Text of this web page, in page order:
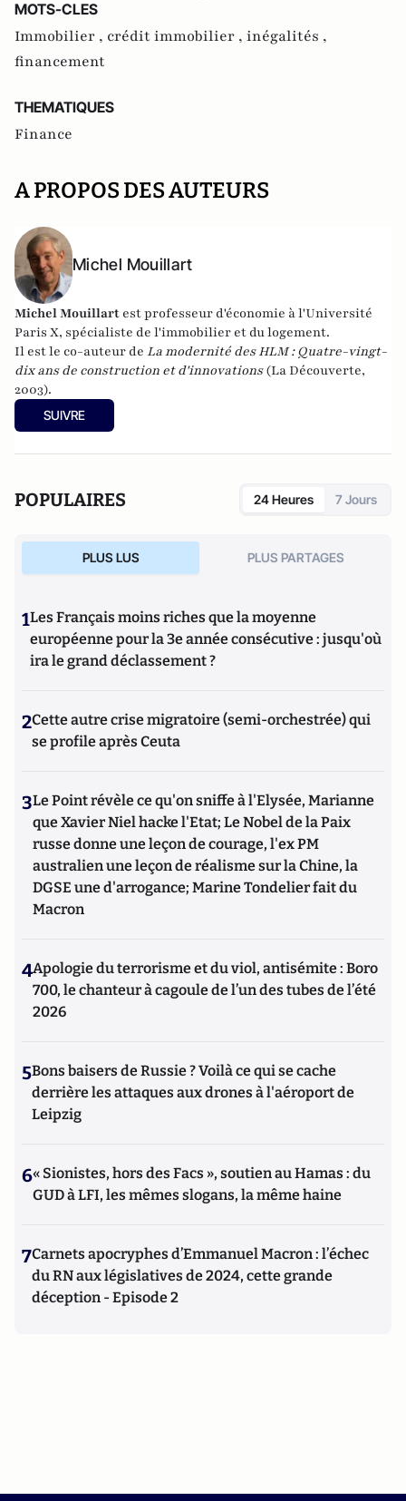
MOTS-CLES
Immobilier , crédit immobilier , inégalités ,
financement
THEMATIQUES
Finance
A PROPOS DES AUTEURS
Michel Mouillart
Michel Mouillart est professeur d'économie à l'Université
Paris X, spécialiste de l'immobilier et du logement.
Il est le co-auteur de La modernité des HLM : Quatre-vingt-
dix ans de construction et d'innovations (La Découverte,
2003).
SUIVRE
POPULAIRES 24 Heures 7 Jours
PLUS LUS PLUS PARTAGES
1Les Français moins riches que la moyenne
européenne pour la 3e année consécutive : jusqu'où
ira le grand déclassement ?
2Cette autre crise migratoire (semi-orchestrée) qui
se profile après Ceuta
3Le Point révèle ce qu'on sniffe à l'Elysée, Marianne
que Xavier Niel hacke l'Etat; Le Nobel de la Paix
russe donne une leçon de courage, l'ex PM
australien une leçon de réalisme sur la Chine, la
DGSE une d'arrogance; Marine Tondelier fait du
Macron
4Apologie du terrorisme et du viol, antisémite : Boro
700, le chanteur à cagoule de l’un des tubes de l’été
2026
5Bons baisers de Russie ? Voilà ce qui se cache
derrière les attaques aux drones à l'aéroport de
Leipzig
6« Sionistes, hors des Facs », soutien au Hamas : du
GUD à LFI, les mêmes slogans, la même haine
7Carnets apocryphes d’Emmanuel Macron : l’échec
du RN aux législatives de 2024, cette grande
déception - Episode 2